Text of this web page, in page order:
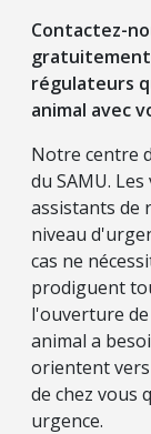
Contactez-
gratuitement
régulateurs
animal avec
Notre centre
du SAMU.
assistants de
niveau
cas ne
prodiguent
l'ouverture
animal a
orientent
de chez vous
urgence.